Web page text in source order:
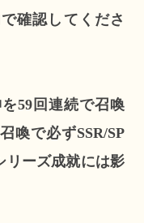
確認してくださ
59回連続で召喚
喚で必ずSSR/SP
リーズ成就には影